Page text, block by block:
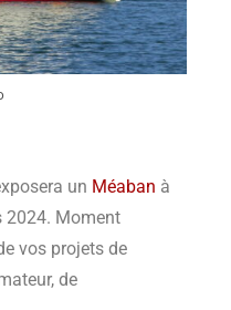
un Méaban à
2024. Moment
vos projets de
de